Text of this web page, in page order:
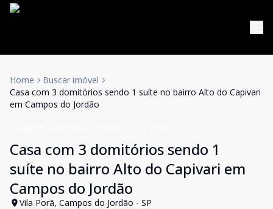
Home
Buscar imóvel
Casa com 3 domitórios sendo 1 suíte no bairro Alto do Capivari
em Campos do Jordão
Casa com 3 domitórios sendo 1
suíte no bairro Alto do Capivari em
Campos do Jordão
Vila Porã, Campos do Jordão - SP